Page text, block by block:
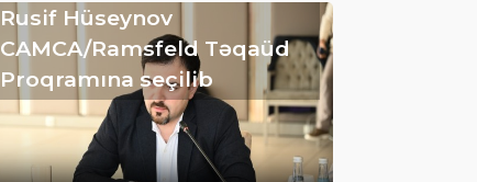
Rusif Hüseynov
CAMCA/Ramsfeld Təqaüd
Proqramına seçilib